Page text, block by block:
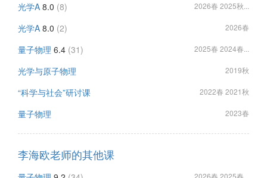
光学A 8.0 (8) 2026春 2025秋...
光学A 8.0 (2) 2026春
量子物理 6.4 (31) 2025春 2024春...
光学与原子物理 2019秋
“科学与社会”研讨课 2022春 2021秋
量子物理 2023春
李海欧老师的其他课
2026春 2025春...